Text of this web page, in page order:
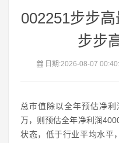
002251步步
步步
日期:2026-08-07
总市值除以全年预估净
万，则预估全年净利润
状态，低于行业平均水平